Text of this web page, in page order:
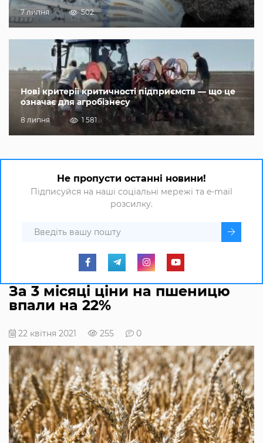
7 липня 502
Нові критерії критичності підприємств — що це
означає для агробізнесу
8 липня 1 581
Не пропусти останні новини!
Підписуйся на наші соціальні мережі та e-mail
розсилку.
За 3 місяці ціни на пшеницю
впали на 22%
22 квітня 2021 255 0